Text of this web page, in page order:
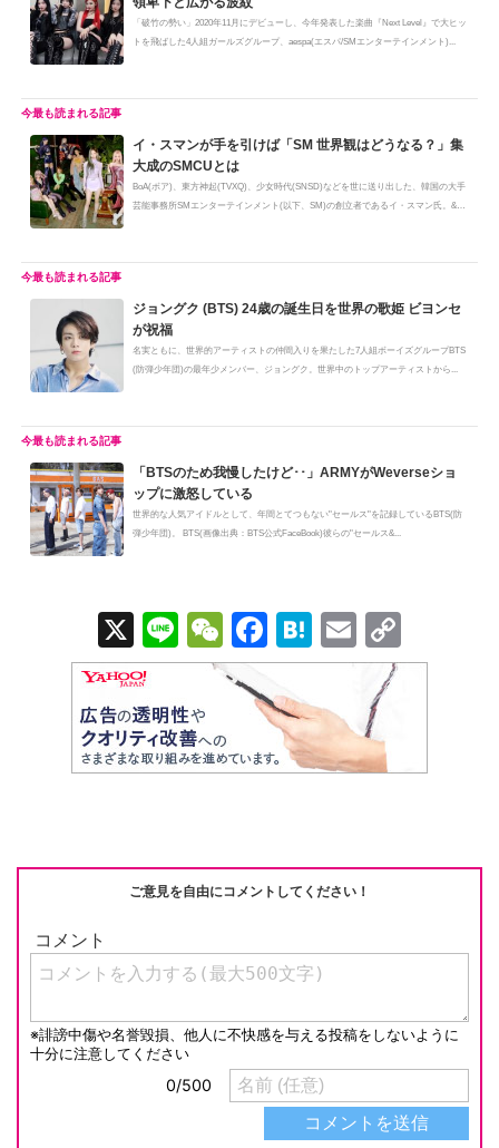
「破竹の勢い」2020年11月にデビューし、今年発表した楽曲『Next Level』で大ヒッ
トを飛ばした4人組ガールズグループ、aespa(エスパ/SMエンターテインメント)...
イ・スマンが手を引けば「SM 世界観はどうなる？」集
大成のSMCUとは
BoA(ボア)、東方神起(TVXQ)、少女時代(SNSD)などを世に送り出した、韓国の大手
芸能事務所SMエンターテインメント(以下、SM)の創立者であるイ・スマン氏。&qu
ジョングク (BTS) 24歳の誕生日を世界の歌姫 ビヨンセ
が祝福
名実ともに、世界的アーティストの仲間入りを果たした7人組ボーイズグループBTS
(防弾少年団)の最年少メンバー、ジョングク。世界中のトップアーティストから...
「BTSのため我慢したけど･･」ARMYがWeverseショ
ップに激怒している
世界的な人気アイドルとして、年間とてつもない"セールス"を記録しているBTS(防
弾少年団)。 BTS(画像出典：BTS公式FaceBook)彼らの"セールス&...
X Li
n
e
W
e
C
at
F
a
c
e
b
k
H
at
e
n
a
E
m
ail
o
Li
ご意見を自由にコメントしてください！